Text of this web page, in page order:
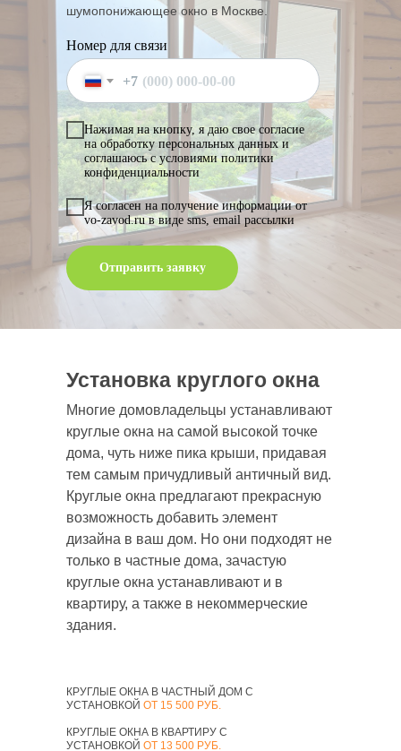
шумопонижающее окно в Москве.
Номер для связи
+7
Нажимая на кнопку, я даю свое согласие
на обработку персональных данных и
соглашаюсь с условиями политики
конфиденциальности
Я согласен на получение информации от
vo-zavod.ru в виде sms, email рассылки
Отправить заявку
Установка круглого окна
Многие домовладельцы устанавливают
круглые окна на самой высокой точке
дома, чуть ниже пика крыши, придавая
тем самым причудливый античный вид.
Круглые окна предлагают прекрасную
возможность добавить элемент
дизайна в ваш дом. Но они подходят не
только в частные дома, зачастую
круглые окна устанавливают и в
квартиру, а также в некоммерческие
здания.
КРУГЛЫЕ ОКНА В ЧАСТНЫЙ ДОМ С
УСТАНОВКОЙ ОТ 15 500 РУБ.
КРУГЛЫЕ ОКНА В КВАРТИРУ С
УСТАНОВКОЙ ОТ 13 500 РУБ.
privet@oknapeople.ru
Написать в WhatsApp
Приходите к нам в гости
Пожалуйста, перед визитом предупредите
нас о посещении
Режим работы: Пн-Пт с 9:00 до 18:00,
Сб с 9:00 до 15:00, Вс – выходной